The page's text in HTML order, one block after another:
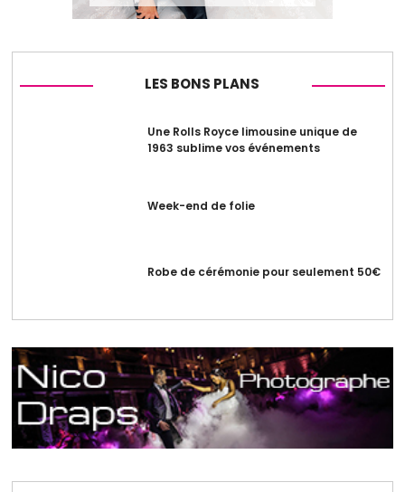
LES BONS PLANS
Une Rolls Royce limousine unique de
1963 sublime vos événements
Week-end de folie
Robe de cérémonie pour seulement 50€